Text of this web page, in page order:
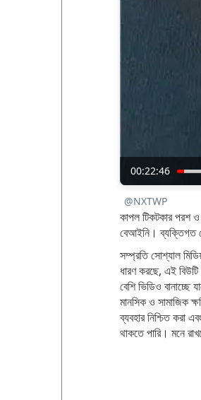
00:22:46
@NXTWP
কাপল টিকটকার পরশ
বেআইনি। ব্যক্তিগত
সম্প্রতি সোশ্যাল
ধারণ করছে, এই
বেশি ভিডিও
মানসিক ও সামাজিক
ব্যবহার নিশ্চিত করা
থাকতে পারি। মনে